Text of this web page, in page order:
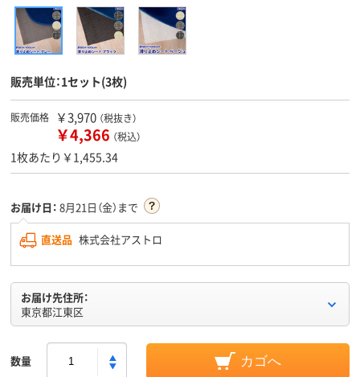
販売単位：1セット(3枚)
販売価格 ￥3,970 （税抜き）
￥4,366 （税込）
1枚あたり￥1,455.34
お届け日： 8月21日（金）まで
直送品 株式会社アストロ
お届け先住所：
東京都江東区
数量 カゴへ